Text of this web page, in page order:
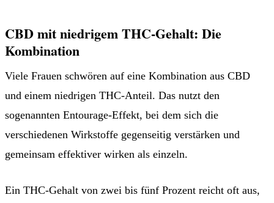
CBD mit niedrigem THC-Gehalt: Die
Kombination
Viele Frauen schwören auf eine Kombination aus CBD
und einem niedrigen THC-Anteil. Das nutzt den
sogenannten Entourage-Effekt, bei dem sich die
verschiedenen Wirkstoffe gegenseitig verstärken und
gemeinsam effektiver wirken als einzeln.
Ein THC-Gehalt von zwei bis fünf Prozent reicht oft aus,